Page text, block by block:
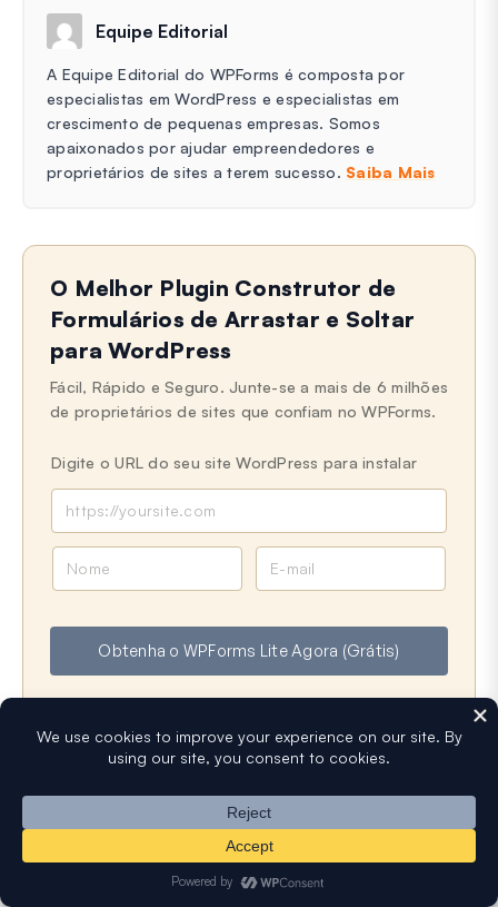
Equipe Editorial
A Equipe Editorial do WPForms é composta por
especialistas em WordPress e especialistas em
crescimento de pequenas empresas. Somos
apaixonados por ajudar empreendedores e
proprietários de sites a terem sucesso. Saiba Mais
O Melhor Plugin Construtor de
Formulários de Arrastar e Soltar
para WordPress
Fácil, Rápido e Seguro. Junte-se a mais de 6 milhões
de proprietários de sites que confiam no WPForms.
Digite o URL do seu site WordPress para instalar
e
a
l
Obtenha o WPForms Lite Agora (Grátis)